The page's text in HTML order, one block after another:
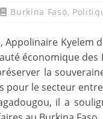
Burkina Faso,
Appolinaire Kyelem
économique des
la
pour le secteur
il a